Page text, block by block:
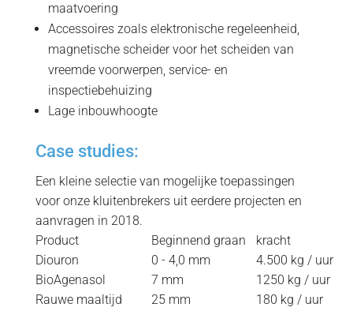
maatvoering
Accessoires zoals elektronische regeleenheid,
magnetische scheider voor het scheiden van
vreemde voorwerpen, service- en
inspectiebehuizing
Lage inbouwhoogte
Case studies:
Een kleine selectie van mogelijke toepassingen
voor onze kluitenbrekers uit eerdere projecten en
aanvragen in 2018.
Product
Beginnend graan
kracht
Diouron
0 - 4,0 mm
4.500 kg / uur
BioAgenasol
7 mm
1250 kg / uur
Rauwe maaltijd
25 mm
180 kg / uur